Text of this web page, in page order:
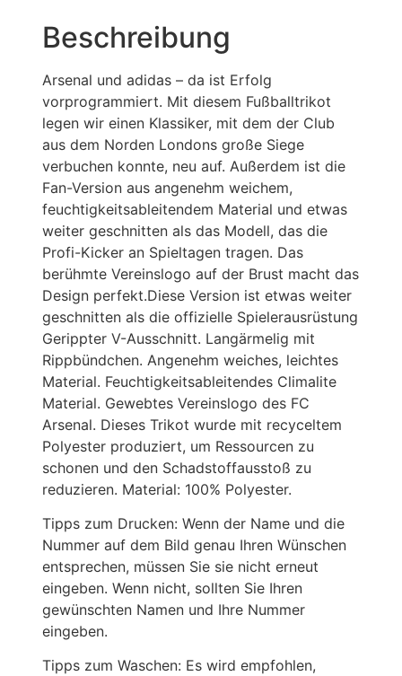
Beschreibung
Arsenal und adidas – da ist Erfolg
vorprogrammiert. Mit diesem Fußballtrikot
legen wir einen Klassiker, mit dem der Club
aus dem Norden Londons große Siege
verbuchen konnte, neu auf. Außerdem ist die
Fan-Version aus angenehm weichem,
feuchtigkeitsableitendem Material und etwas
weiter geschnitten als das Modell, das die
Profi-Kicker an Spieltagen tragen. Das
berühmte Vereinslogo auf der Brust macht das
Design perfekt.Diese Version ist etwas weiter
geschnitten als die offizielle Spielerausrüstung
Gerippter V-Ausschnitt. Langärmelig mit
Rippbündchen. Angenehm weiches, leichtes
Material. Feuchtigkeitsableitendes Climalite
Material. Gewebtes Vereinslogo des FC
Arsenal. Dieses Trikot wurde mit recyceltem
Polyester produziert, um Ressourcen zu
schonen und den Schadstoffausstoß zu
reduzieren. Material: 100% Polyester.
Tipps zum Drucken: Wenn der Name und die
Nummer auf dem Bild genau Ihren Wünschen
entsprechen, müssen Sie sie nicht erneut
eingeben. Wenn nicht, sollten Sie Ihren
gewünschten Namen und Ihre Nummer
eingeben.
Tipps zum Waschen: Es wird empfohlen,